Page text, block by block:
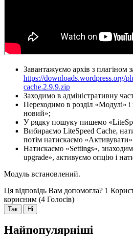
Завантажуємо архів з плагіном
https://downloads.wordpress.org/
cache.2.9.9.zip
Заходимо в адміністративну
Переходимо в розділ «Модулі»
новий»;
У рядку пошуку пишемо
Вибираємо LiteSpeed Cache,
потім натискаємо
Натискаємо «Settings»,
upgrade», активуємо опцію і
Модуль встановлений.
Ця відповідь Вам допомогла? 1
корисним (4 Голосів)
Так Ні
Найпопулярніші